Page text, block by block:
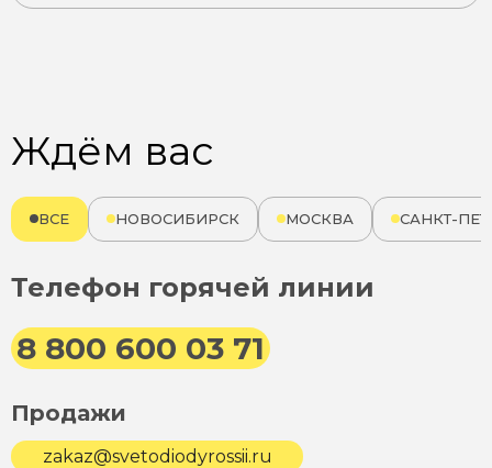
Ждём вас
ВСЕ НОВОСИБИРСК МОСКВА САНКТ-
Телефон горячей линии
8 800 600 03 71
Продажи
zakaz@svetodiodyrossii.ru